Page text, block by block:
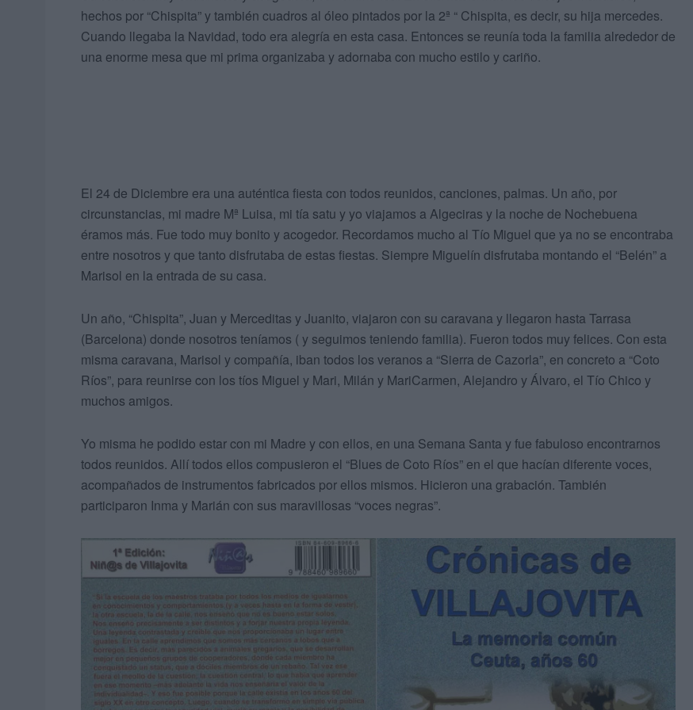
hechos por “Chispita” y también cuadros al óleo pintados por la 2ª “ Chispita, es decir, su hija mercedes.
Cuando llegaba la Navidad, todo era alegría en esta casa. Entonces se reunía toda la familia alrededor de
una enorme mesa que mi prima organizaba y adornaba con mucho estilo y cariño.
El 24 de Diciembre era una auténtica fiesta con todos reunidos, canciones, palmas. Un año, por
circunstancias, mi madre Mª Luisa, mi tía satu y yo viajamos a Algeciras y la noche de Nochebuena
éramos más. Fue todo muy bonito y acogedor. Recordamos mucho al Tío Miguel que ya no se encontraba
entre nosotros y que tanto disfrutaba de estas fiestas. Siempre Miguelín disfrutaba montando el “Belén” a
Marisol en la entrada de su casa.
Un año, “Chispita”, Juan y Merceditas y Juanito, viajaron con su caravana y llegaron hasta Tarrasa
(Barcelona) donde nosotros teníamos ( y seguimos teniendo familia). Fueron todos muy felices. Con esta
misma caravana, Marisol y compañía, iban todos los veranos a “Sierra de Cazorla”, en concreto a “Coto
Ríos”, para reunirse con los tíos Miguel y Mari, Milán y MariCarmen, Alejandro y Álvaro, el Tío Chico y
muchos amigos.
Yo misma he podido estar con mi Madre y con ellos, en una Semana Santa y fue fabuloso encontrarnos
todos reunidos. Allí todos ellos compusieron el “Blues de Coto Ríos” en el que hacían diferente voces,
acompañados de instrumentos fabricados por ellos mismos. Hicieron una grabación. También
participaron Inma y Marián con sus maravillosas “voces negras”.